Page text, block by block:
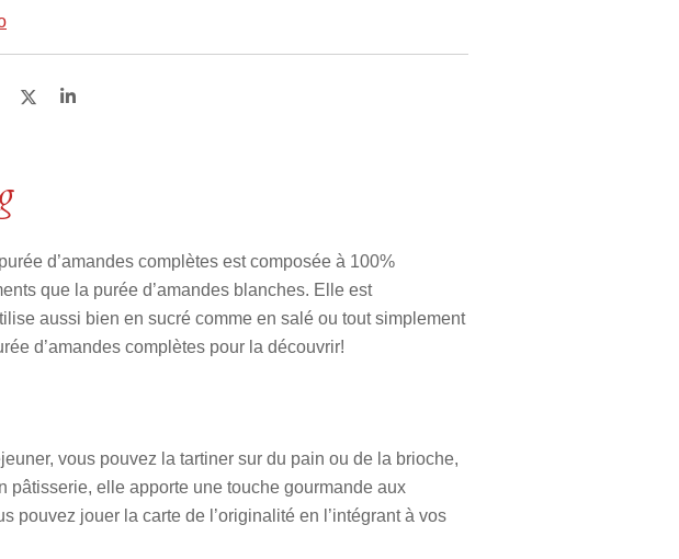
P
P
d’amandes complètes est composée à 100%
que la purée d’amandes blanches. Elle est
aussi bien en sucré comme en salé ou tout simplement
d’amandes complètes pour la découvrir!
vous pouvez la tartiner sur du pain ou de la brioche,
pâtisserie, elle apporte une touche gourmande aux
pouvez jouer la carte de l’originalité en l’intégrant à vos